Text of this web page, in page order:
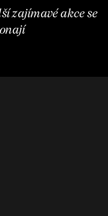
zajímavé akce se